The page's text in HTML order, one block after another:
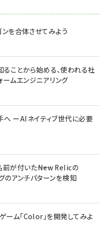
を合体させてみよう
ることから始める、使われる社
ームエンジニアリング
へ ーAIネイティブ世代に必要
が付いた――New Relicの
のアンチパターンを検知
ーム「Color」を開発してみよ